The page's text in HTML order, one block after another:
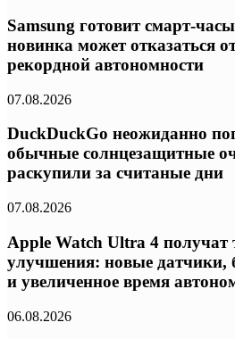
Samsung готовит смарт-
новинка может отказаться
рекордной автономности
07.08.2026
DuckDuckGo неожиданно
обычные солнцезащитные
раскупили за считаные дни
07.08.2026
Apple Watch Ultra 4
улучшения: новые
и увеличенное время
06.08.2026